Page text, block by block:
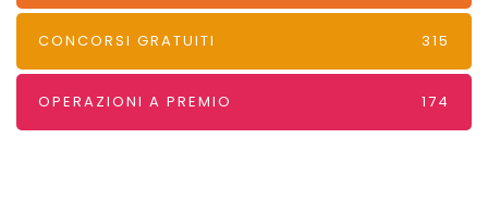
CONCORSI GRATUITI 315
OPERAZIONI A PREMIO 174